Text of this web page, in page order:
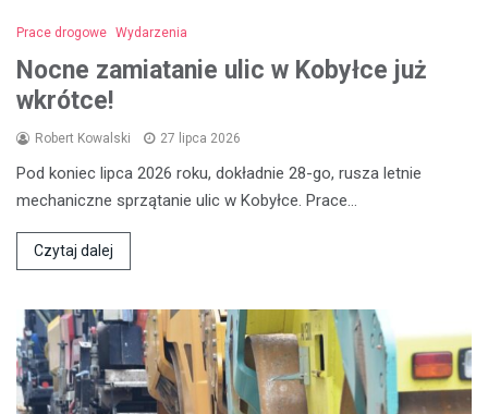
Prace drogowe Wydarzenia
Nocne zamiatanie ulic w Kobyłce już
wkrótce!
Robert Kowalski 27 lipca 2026
Pod koniec lipca 2026 roku, dokładnie 28-go, rusza letnie
mechaniczne sprzątanie ulic w Kobyłce. Prace…
Czytaj dalej